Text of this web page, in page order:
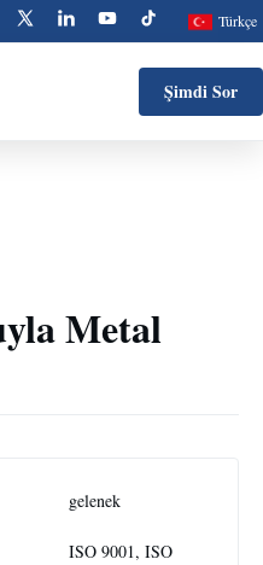
Türkçe
Şimdi Sor
Metal
gelenek
ISO 9001, ISO